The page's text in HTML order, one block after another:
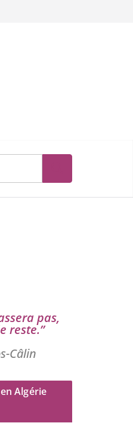
pas,
reste.”
Câlin
Algérie